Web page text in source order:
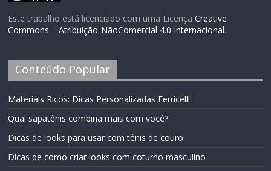
Este trabalho está licenciado com uma LicençaCreative
Commons – Atribuição-NãoComercial 4.0 Internacional.
Conteúdo Popular
Materiais Ricos: Dicas Personalizadas Ferricelli
Qual sapatênis combina mais com você?
Dicas de looks para usar com tênis de couro
Dicas de como criar looks com coturno masculino